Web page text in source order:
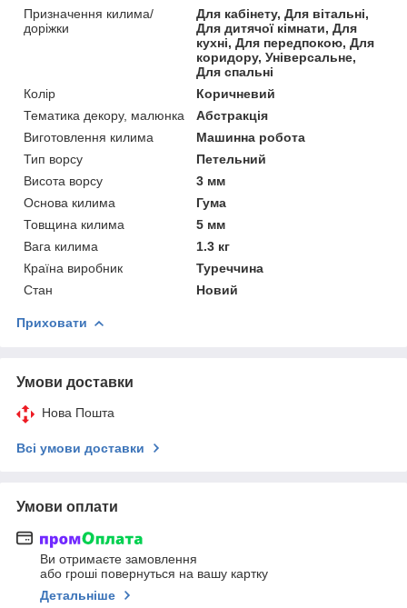
Призначення килима/
доріжки
Для кабінету, Для вітальні,
Для дитячої кімнати, Для
кухні, Для передпокою, Для
коридору, Універсальне,
Для спальні
Колір
Коричневий
Тематика декору, малюнка
Абстракція
Виготовлення килима
Машинна робота
Тип ворсу
Петельний
Висота ворсу
3 мм
Основа килима
Гума
Товщина килима
5 мм
Вага килима
1.3 кг
Країна виробник
Туреччина
Стан
Новий
Приховати
Умови доставки
Нова Пошта
Всі умови доставки
Умови оплати
Ви отримаєте замовлення
або гроші повернуться на вашу картку
Детальніше